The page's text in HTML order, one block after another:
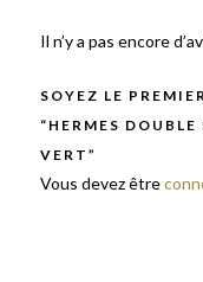
Il n’y a pas encore
SOYEZ LE
“HERMES
VERT”
Vous devez être